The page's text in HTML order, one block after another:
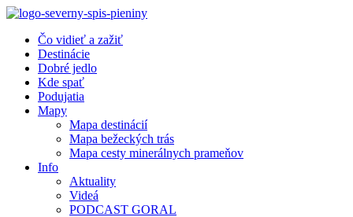
Preskočiť
obsah
Čo vidieť a zažiť
Destinácie
Dobré jedlo
Kde spať
Podujatia
Mapy
Mapa destinácií
Mapa bežeckých trás
Mapa cesty minerálnych prameňov
Info
Aktuality
Videá
PODCAST GORAL